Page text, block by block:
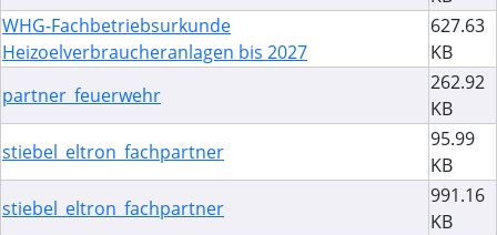
WHG-Fachbetriebsurkunde
Heizoelverbraucheranlagen bis 2027
627.63
KB
partner_feuerwehr
262.92
KB
stiebel_eltron_fachpartner
95.99
KB
stiebel_eltron_fachpartner
991.16
KB